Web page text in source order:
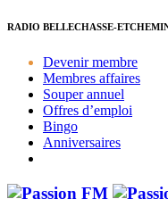
RADIO BELLECHASSE-
Devenir membre
Membres affaires
Souper annuel
Offres d’emploi
Bingo
Anniversaires